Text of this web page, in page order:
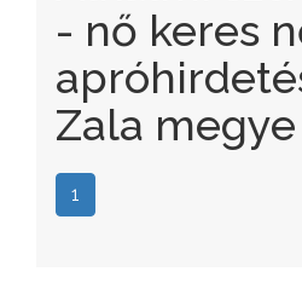
- nő keres
Zala megye
1